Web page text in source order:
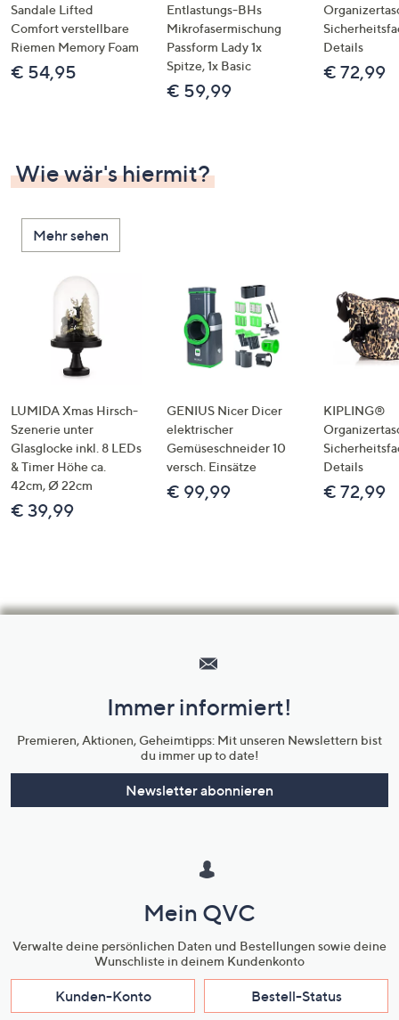
bzw.
rechts,
um
diese
Sandale Lifted
Comfort verstellbare
Riemen Memory Foam
€ 54,95
Entlastungs-BHs
Mikrofasermischung
Passform Lady 1x
Spitze, 1x Basic
€ 59,99
Details
€ 72,99
Wie wär's hiermit?
Mehr sehen
LUMIDA Xmas Hirsch-
Szenerie unter
Glasglocke inkl. 8 LEDs
& Timer Höhe ca.
42cm, Ø 22cm
€ 39,99
GENIUS Nicer Dicer
elektrischer
Gemüseschneider 10
versch. Einsätze
€ 99,99
KIPLING®
Details
€ 72,99
Unternehmensinformationen
Immer informiert!
Premieren, Aktionen, Geheimtipps: Mit unseren Newslettern bist
du immer up to date!
Newsletter abonnieren
Mein QVC
Verwalte deine persönlichen Daten und Bestellungen sowie deine
Wunschliste in deinem Kundenkonto
Kunden-Konto Bestell-Status